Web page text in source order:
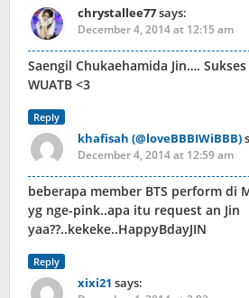
chrystallee77says:
December 4, 2014 at 12:15 am
Saengil Chukaehamida Jin….
WUATB <3
Reply
khafisah (@loveBBBIWiBBB)
December 4, 2014 at 12:59 am
beberapa member BTS perform di
yg nge-pink..apa itu request an Jin
yaa??..kekeke..HappyBdayJIN
Reply
xixi21 says: